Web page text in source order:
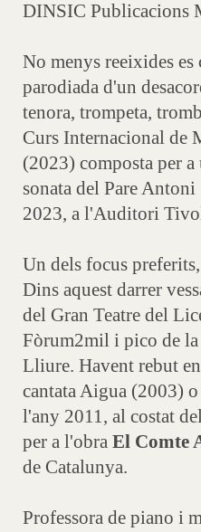
DINSIC Publicacions
No menys reeixides
parodiada d'un
tenora, trompeta,
Curs Internacional de
(2023) composta per
sonata del Pare Antoni
2023, a l'Auditori
Un dels focus
Dins aquest darrer
del Gran Teatre del
Fòrum2mil i pico de la
Lliure. Havent rebut
cantata Aigua (2003)
l'any 2011, al costat
per a l'obra El Comte
de Catalunya.
Professora de piano i